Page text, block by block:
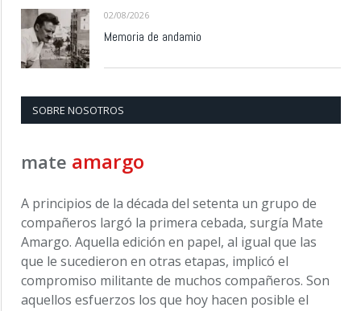
02/08/2026
Memoria de andamio
SOBRE NOSOTROS
mate amargo
A principios de la década del setenta un grupo de
compañeros largó la primera cebada, surgía Mate
Amargo. Aquella edición en papel, al igual que las
que le sucedieron en otras etapas, implicó el
compromiso militante de muchos compañeros. Son
aquellos esfuerzos los que hoy hacen posible el